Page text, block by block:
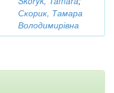
Скорик, Тамара
Володимирівна